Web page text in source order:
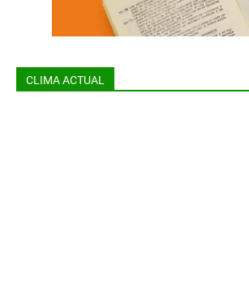
CLIMA ACTUAL